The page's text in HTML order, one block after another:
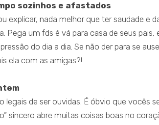
sozinhos e afastados
explicar, nada melhor que ter saudade e
Pega um fds é vá para casa de seus
do dia a dia. Se não der para se
ela com as amigas?!
legais de ser ouvidas. É óbvio que vocês
sincero abre muitas coisas boas no